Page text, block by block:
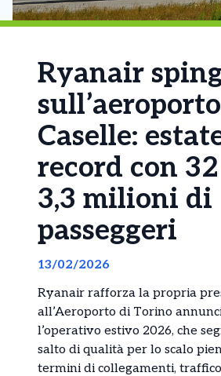
Ryanair
Caselle:
record con
3,3 milioni di
passeggeri
13/02/2026
Ryanair rafforza la propria
all’Aeroporto di Torino
l’operativo estivo 2026, che
salto di qualità per lo scalo
termini di collegamenti,